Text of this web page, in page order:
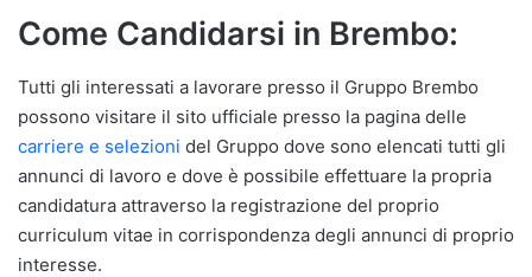
Come Candidarsi in Brembo:
Tutti gli interessati a lavorare presso il Gruppo Brembo
possono visitare il sito ufficiale presso la pagina delle
carriere e selezioni del Gruppo dove sono elencati tutti gli
annunci di lavoro e dove è possibile effettuare la propria
candidatura attraverso la registrazione del proprio
curriculum vitae in corrispondenza degli annunci di proprio
interesse.